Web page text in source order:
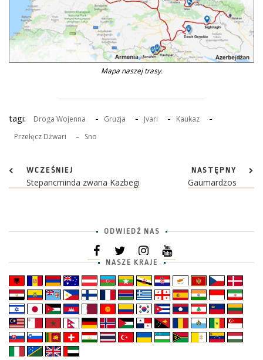
Mapa naszej trasy.
tagi: Droga Wojenna - Gruzja - Jvari - Kaukaz -
Przełęcz Dżwari - Sno
WCZEŚNIEJ
Stepancminda zwana Kazbegi
NASTĘPNY
Gaumardżos
ODWIEDŹ NAS
NASZE KRAJE